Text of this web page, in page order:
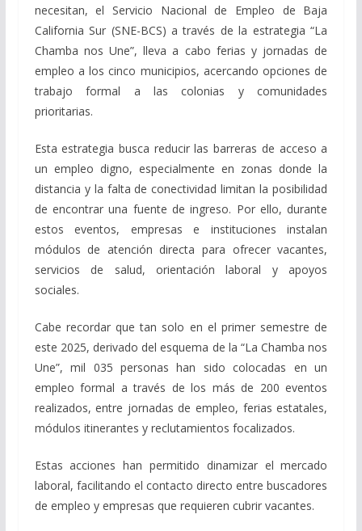
necesitan, el Servicio Nacional de Empleo de Baja
California Sur (SNE-BCS) a través de la estrategia “La
Chamba nos Une”, lleva a cabo ferias y jornadas de
empleo a los cinco municipios, acercando opciones de
trabajo formal a las colonias y comunidades
prioritarias.
Esta estrategia busca reducir las barreras de acceso a
un empleo digno, especialmente en zonas donde la
distancia y la falta de conectividad limitan la posibilidad
de encontrar una fuente de ingreso. Por ello, durante
estos eventos, empresas e instituciones instalan
módulos de atención directa para ofrecer vacantes,
servicios de salud, orientación laboral y apoyos
sociales.
Cabe recordar que tan solo en el primer semestre de
este 2025, derivado del esquema de la “La Chamba nos
Une”, mil 035 personas han sido colocadas en un
empleo formal a través de los más de 200 eventos
realizados, entre jornadas de empleo, ferias estatales,
módulos itinerantes y reclutamientos focalizados.
Estas acciones han permitido dinamizar el mercado
laboral, facilitando el contacto directo entre buscadores
de empleo y empresas que requieren cubrir vacantes.